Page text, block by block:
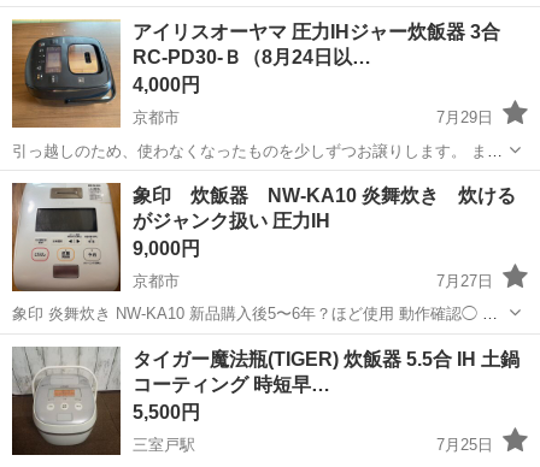
まだお使いいただけるものばかりです。 お渡し前に簡単に清掃してお
渡しします。 正常に動作します。多少の使用感があります。 ご興味の
ある方はお...
京都 京都市 キッチン家電
アイリスオーヤマ 圧力IHジャー炊飯器 3合
RC-PD30-Ｂ（8月24日以…
4,000円
京都市
7月29日
引っ越しのため、使わなくなったものを少しずつお譲りします。 まだ
まだお使いいただけるものばかりです。 お渡し前に簡単に清掃してお
渡しします。 8月末以降のお渡しとなります。 正常に動作します。多
少の使用感があ...
京都 京都市 キッチン家電
象印 炊飯器 NW-KA10 炎舞炊き 炊ける
がジャンク扱い 圧力IH
9,000円
京都市
7月27日
象印 炎舞炊き NW-KA10 新品購入後5〜6年？ほど使用 動作確認◯ ジ
ャンク扱い理由 H-17エラーが表示が何度も出る(7/27現在炊けた) 割れ
ている箇所があり ジャンク品扱いとして出品いたしますので、 今後の
動...
京都 京都市 キッチン家電
タイガー魔法瓶(TIGER) 炊飯器 5.5合 IH 土鍋
コーティング 時短早…
5,500円
三室戸駅
7月25日